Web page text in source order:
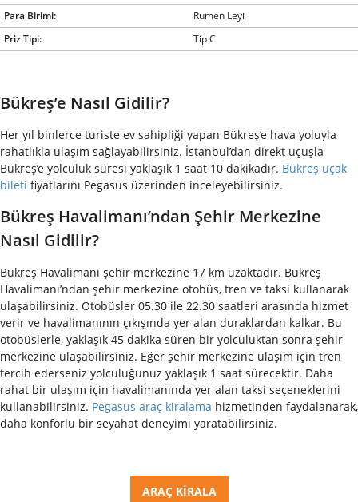
Para Birimi:
Rumen Leyi
Priz Tipi:
Tip C
Bükreş’e Nasıl Gidilir?
Her yıl binlerce turiste ev sahipliği yapan Bükreş’e hava yoluyla
rahatlıkla ulaşım sağlayabilirsiniz. İstanbul’dan direkt uçuşla
Bükreş’e yolculuk süresi yaklaşık 1 saat 10 dakikadır. Bükreş uçak
bileti fiyatlarını Pegasus üzerinden inceleyebilirsiniz.
Bükreş Havalimanı’ndan Şehir Merkezine
Nasıl Gidilir?
Bükreş Havalimanı şehir merkezine 17 km uzaktadır. Bükreş
Havalimanı’ndan şehir merkezine otobüs, tren ve taksi kullanarak
ulaşabilirsiniz. Otobüsler 05.30 ile 22.30 saatleri arasında hizmet
verir ve havalimanının çıkışında yer alan duraklardan kalkar. Bu
otobüslerle, yaklaşık 45 dakika süren bir yolculuktan sonra şehir
merkezine ulaşabilirsiniz. Eğer şehir merkezine ulaşım için tren
tercih ederseniz yolculuğunuz yaklaşık 1 saat sürecektir. Daha
rahat bir ulaşım için havalimanında yer alan taksi seçeneklerini
kullanabilirsiniz. Pegasus araç kiralama hizmetinden faydalanarak,
daha konforlu bir seyahat deneyimi yaratabilirsiniz.
ARAÇ KİRALA